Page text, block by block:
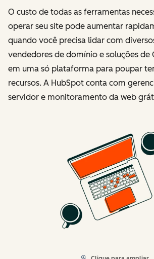
O custo de todas as ferramentas
operar seu site pode aumentar
quando você precisa lidar com
vendedores de domínio e soluções de
em uma só plataforma para poupar
recursos. A HubSpot conta com
servidor e monitoramento da web